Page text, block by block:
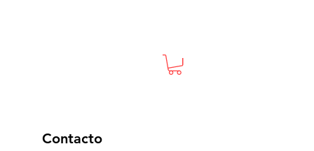
Contacto